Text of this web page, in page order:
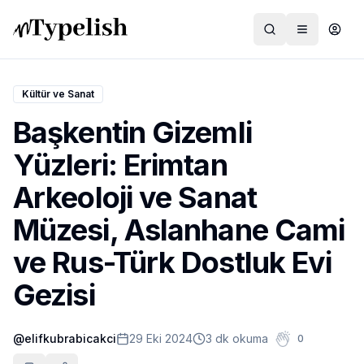
Dünya
Film ve Dizi
Kültür ve Sanat
Sağlık
Siyaset ve Tarih
Hayvan Hakları
Feminizm
Kültür ve Sanat
Başkentin Gizemli
Yüzleri: Erimtan
Arkeoloji ve Sanat
Müzesi, Aslanhane Cami
ve Rus-Türk Dostluk Evi
Gezisi
@elifkubrabicakci 29 Eki 2024 3 dk okuma 0